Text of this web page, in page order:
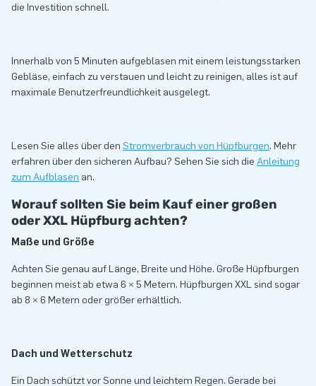
die Investition schnell.
Innerhalb von 5 Minuten aufgeblasen mit einem leistungsstarken
Gebläse, einfach zu verstauen und leicht zu reinigen, alles ist auf
maximale Benutzerfreundlichkeit ausgelegt.
Lesen Sie alles über den Stromverbrauch von Hüpfburgen. Mehr
erfahren über den sicheren Aufbau? Sehen Sie sich die Anleitung
zum Aufblasen an.
Worauf sollten Sie beim Kauf einer großen
oder XXL Hüpfburg achten?
Maße und Größe
Achten Sie genau auf Länge, Breite und Höhe. Große Hüpfburgen
beginnen meist ab etwa 6 × 5 Metern. Hüpfburgen XXL sind sogar
ab 8 × 6 Metern oder größer erhältlich.
Dach und Wetterschutz
Ein Dach schützt vor Sonne und leichtem Regen. Gerade bei